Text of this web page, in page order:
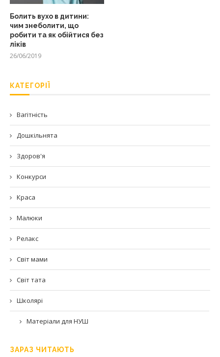
Болить вухо в дитини:
чим знеболити, що
робити та як обійтися без
ліків
26/06/2019
КАТЕГОРІЇ
Вагітність
Дошкільнята
Здоров'я
Конкурси
Краса
Малюки
Релакс
Світ мами
Світ тата
Школярі
Матеріали для НУШ
ЗАРАЗ ЧИТАЮТЬ